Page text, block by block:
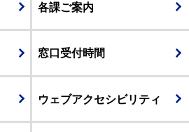
各課ご案内
窓口受付時間
ウェブアクセシビリティ